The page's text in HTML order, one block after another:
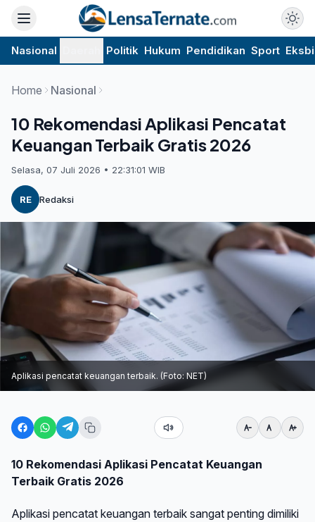
Nasional Politik Hukum Pendidikan Sport
Home Nasional
10 Rekomendasi Aplikasi Pencatat
Keuangan Terbaik Gratis 2026
Selasa, 07 Juli 2026 • 22:31:01 WIB
RE Redaksi
Aplikasi pencatat keuangan terbaik. (Foto: NET)
10 Rekomendasi Aplikasi Pencatat Keuangan
Terbaik Gratis 2026
Aplikasi pencatat keuangan terbaik sangat penting dimiliki